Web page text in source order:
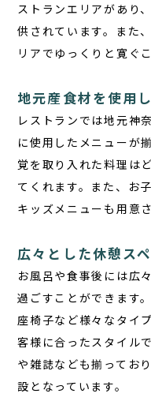
ストランエリアがあり
供されています。また
リアでゆっくりと寛ぐ
地元産食材を使用
レストランでは地元神
に使用したメニューが
覚を取り入れた料理は
てくれます。また、お
キッズメニューも用意
広々とした休憩ス
お風呂や食事後には広
過ごすことができます
座椅子など様々なタイ
客様に合ったスタイル
や雑誌なども揃ってお
設となっています。